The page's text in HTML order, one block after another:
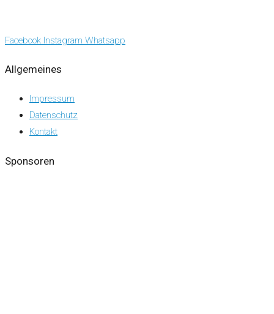
Facebook Instagram Whatsapp
Allgemeines
Impressum
Datenschutz
Kontakt
Sponsoren